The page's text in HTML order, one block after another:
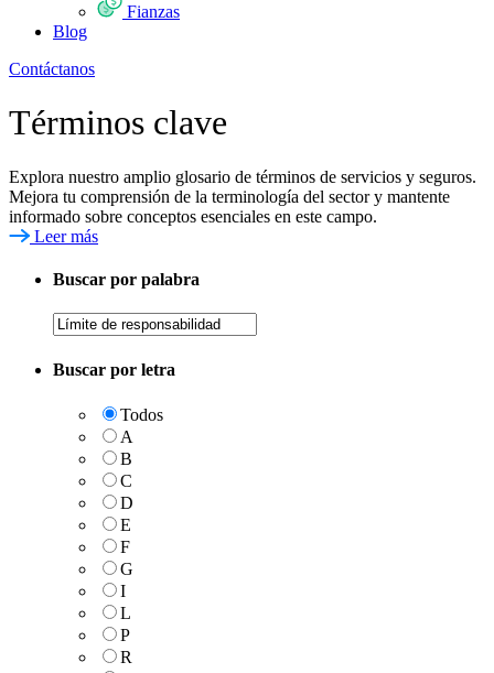
Fianzas
Blog
Contáctanos
Términos clave
Explora nuestro amplio glosario de términos de servicios y seguros.
Mejora tu comprensión de la terminología del sector y mantente
informado sobre conceptos esenciales en este campo.
Leer más
Buscar por palabra
Buscar por letra
Todos
A
B
C
D
E
F
G
I
L
P
R